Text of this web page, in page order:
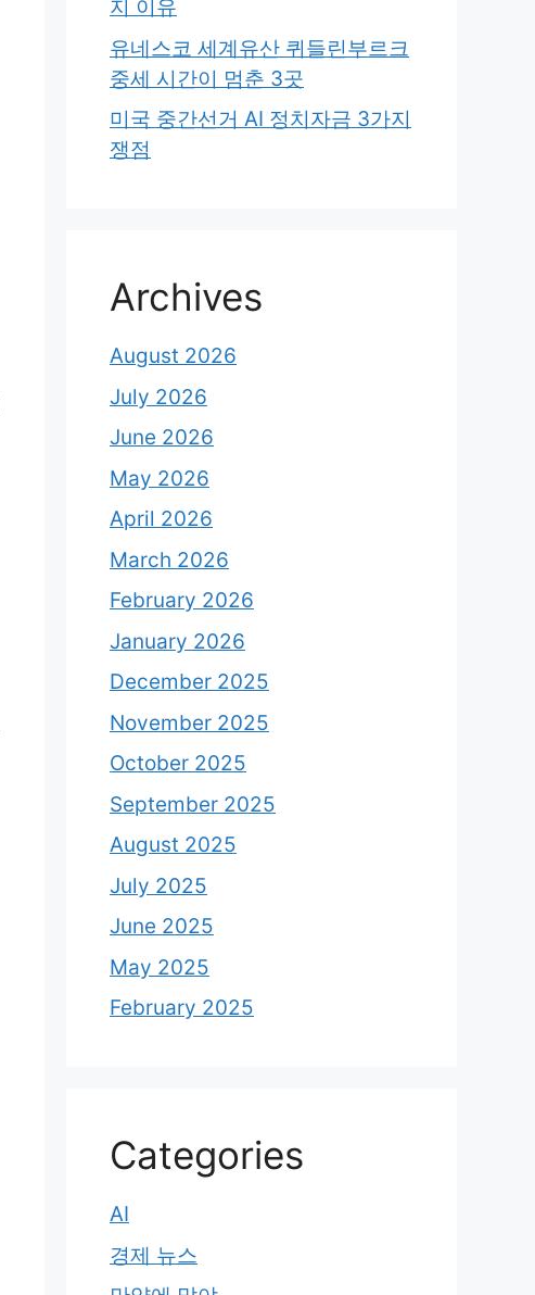
지 이유
유네스코 세계유산 퀴들린부르크
중세 시간이 멈춘 3곳
미국 중간선거 AI 정치자금 3가지
쟁점
Archives
August 2026
July 2026
June 2026
May 2026
April 2026
March 2026
February 2026
January 2026
December 2025
November 2025
October 2025
September 2025
August 2025
July 2025
June 2025
May 2025
February 2025
Categories
AI
경제 뉴스